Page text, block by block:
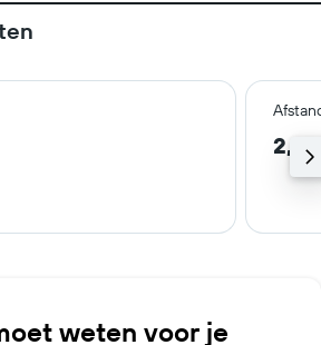
2,2
weten voor je